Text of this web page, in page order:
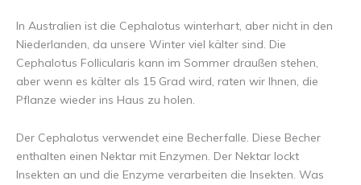
In Australien ist die Cephalotus winterhart, aber nicht in den
Niederlanden, da unsere Winter viel kälter sind. Die
Cephalotus Follicularis kann im Sommer draußen stehen,
aber wenn es kälter als 15 Grad wird, raten wir Ihnen, die
Pflanze wieder ins Haus zu holen.
Der Cephalotus verwendet eine Becherfalle. Diese Becher
enthalten einen Nektar mit Enzymen. Der Nektar lockt
Insekten an und die Enzyme verarbeiten die Insekten. Was